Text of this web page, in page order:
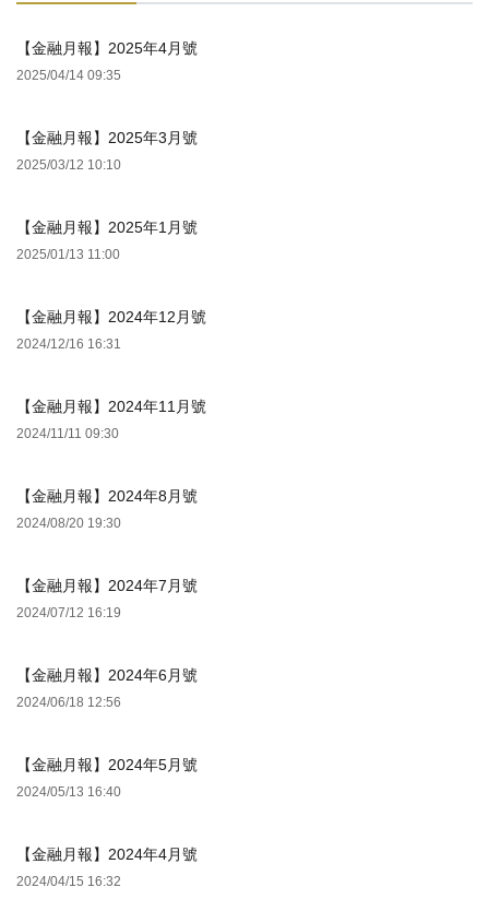
【金融月報】2025年4月號
2025/04/14 09:35
【金融月報】2025年3月號
2025/03/12 10:10
【金融月報】2025年1月號
2025/01/13 11:00
【金融月報】2024年12月號
2024/12/16 16:31
【金融月報】2024年11月號
2024/11/11 09:30
【金融月報】2024年8月號
2024/08/20 19:30
【金融月報】2024年7月號
2024/07/12 16:19
【金融月報】2024年6月號
2024/06/18 12:56
【金融月報】2024年5月號
2024/05/13 16:40
【金融月報】2024年4月號
2024/04/15 16:32